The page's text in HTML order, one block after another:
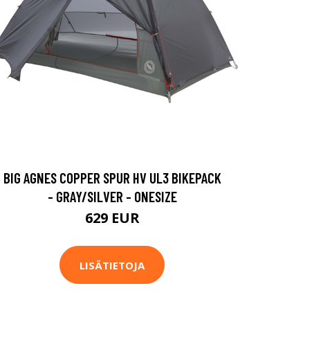
BIG AGNES COPPER SPUR HV UL3 BIKEPACK
- GRAY/SILVER - ONESIZE
629 EUR
LISÄTIETOJA